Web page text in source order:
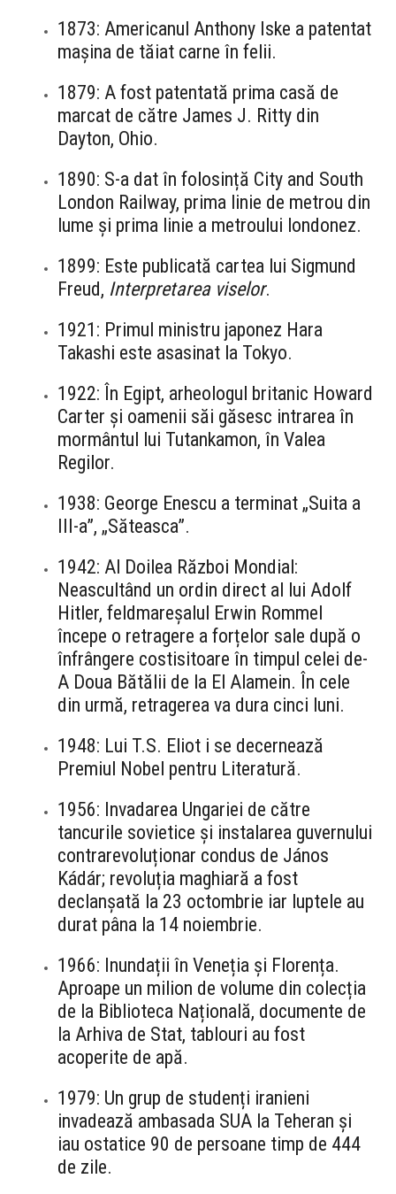
1873: Americanul Anthony Iske a patentat
mașina de tăiat carne în felii.
1879: A fost patentată prima casă de
marcat de către James J. Ritty din
Dayton, Ohio.
1890: S-a dat în folosință City and South
London Railway, prima linie de metrou din
lume și prima linie a metroului londonez.
1899: Este publicată cartea lui Sigmund
Freud, Interpretarea viselor.
1921: Primul ministru japonez Hara
Takashi este asasinat la Tokyo.
1922: În Egipt, arheologul britanic Howard
Carter și oamenii săi găsesc intrarea în
mormântul lui Tutankamon, în Valea
Regilor.
1938: George Enescu a terminat „Suita a
III-a”, „Săteasca”.
1942: Al Doilea Război Mondial:
Neascultând un ordin direct al lui Adolf
Hitler, feldmareșalul Erwin Rommel
începe o retragere a forțelor sale după o
înfrângere costisitoare în timpul celei de-
A Doua Bătălii de la El Alamein. În cele
din urmă, retragerea va dura cinci luni.
1948: Lui T.S. Eliot i se decernează
Premiul Nobel pentru Literatură.
1956: Invadarea Ungariei de către
tancurile sovietice și instalarea guvernului
contrarevoluționar condus de János
Kádár; revoluția maghiară a fost
declanșată la 23 octombrie iar luptele au
durat pâna la 14 noiembrie.
1966: Inundații în Veneția și Florența.
Aproape un milion de volume din colecția
de la Biblioteca Națională, documente de
la Arhiva de Stat, tablouri au fost
acoperite de apă.
1979: Un grup de studenți iranieni
invadează ambasada SUA la Teheran și
iau ostatice 90 de persoane timp de 444
de zile.